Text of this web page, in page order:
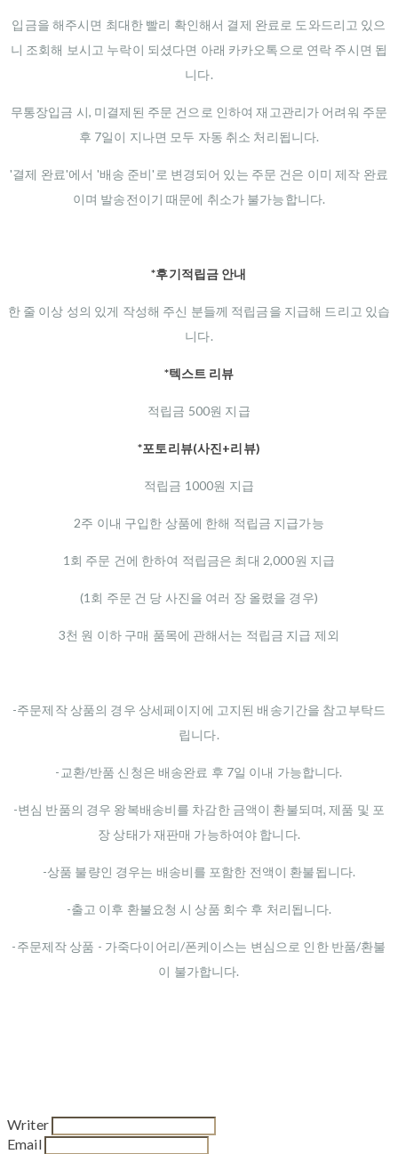
입금을 해주시면 최대한 빨리 확인해서 결제 완료로 도와드리고 있으
니 조회해 보시고 누락이 되셨다면 아래 카카오톡으로 연락 주시면 됩
니다.
무통장입금 시, 미결제된 주문 건으로 인하여 재고관리가 어려워 주문
후 7일이 지나면 모두 자동 취소 처리됩니다.
'결제 완료'에서 '배송 준비'로 변경되어 있는 주문 건은 이미 제작 완료
이며 발송전이기 때문에 취소가 불가능합니다.
*후기적립금 안내
한 줄 이상 성의 있게 작성해 주신 분들께 적립금을 지급해 드리고 있습
니다.
*텍스트 리뷰
적립금 500원 지급
*포토리뷰(사진+리뷰)
적립금 1000원 지급
2주 이내 구입한 상품에 한해 적립금 지급가능
1회 주문 건에 한하여 적립금은 최대 2,000원 지급
(1회 주문 건 당 사진을 여러 장 올렸을 경우)
3천 원 이하 구매 품목에 관해서는 적립금 지급 제외
-주문제작 상품의 경우 상세페이지에 고지된 배송기간을 참고부탁드
립니다.
-교환/반품 신청은 배송완료 후 7일 이내 가능합니다.
-변심 반품의 경우 왕복배송비를 차감한 금액이 환불되며, 제품 및 포
장 상태가 재판매 가능하여야 합니다.
-상품 불량인 경우는 배송비를 포함한 전액이 환불됩니다.
-출고 이후 환불요청 시 상품 회수 후 처리됩니다.
-주문제작 상품 - 가죽다이어리/폰케이스는 변심으로 인한 반품/환불
이 불가합니다.
Writer
Email